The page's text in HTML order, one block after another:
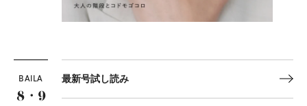
BAILA
8・9
最新号試し読み